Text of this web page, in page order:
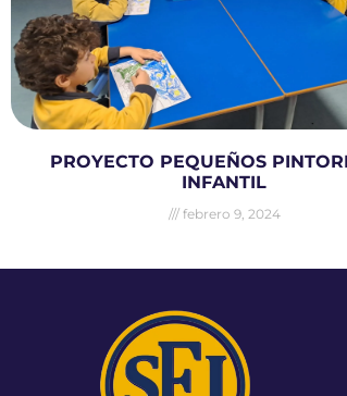
PROYECTO PEQUEÑOS
INFANTIL
febrero 9, 2024